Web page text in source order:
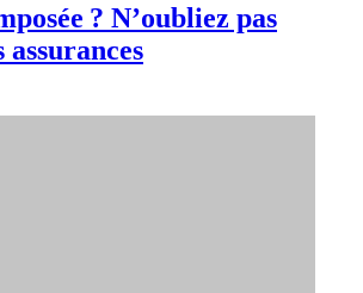
? N’oubliez pas
assurances